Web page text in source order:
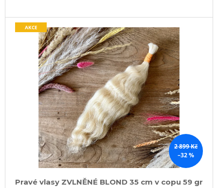
2 899 Kč
–32 %
AKCE
Pravé vlasy ZVLNĚNÉ BLOND 35 cm v copu 59 gr